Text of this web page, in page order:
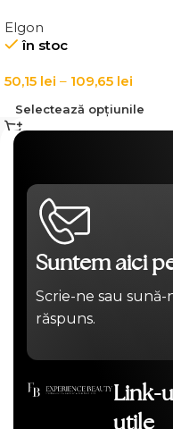
Fix It Hairspray
Elgon
în stoc
50,15 lei – 109,65 lei
Selectează opțiunile
Suntem aici
Scrie-ne sau
răspuns.
Link-
utile